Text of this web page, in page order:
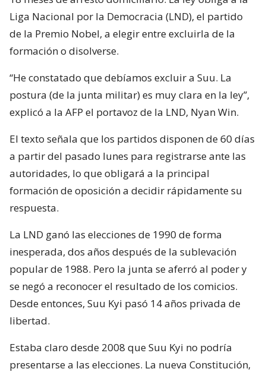
Liga Nacional por la Democracia (LND), el partido
de la Premio Nobel, a elegir entre excluirla de la
formación o disolverse.
“He constatado que debíamos excluir a Suu. La
postura (de la junta militar) es muy clara en la ley”,
explicó a la AFP el portavoz de la LND, Nyan Win.
El texto señala que los partidos disponen de 60 días
a partir del pasado lunes para registrarse ante las
autoridades, lo que obligará a la principal
formación de oposición a decidir rápidamente su
respuesta.
La LND ganó las elecciones de 1990 de forma
inesperada, dos años después de la sublevación
popular de 1988. Pero la junta se aferró al poder y
se negó a reconocer el resultado de los comicios.
Desde entonces, Suu Kyi pasó 14 años privada de
libertad.
Estaba claro desde 2008 que Suu Kyi no podría
presentarse a las elecciones. La nueva Constitución,